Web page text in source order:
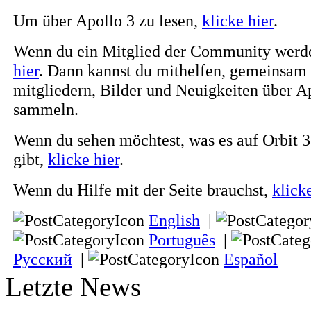
Um über Apollo 3 zu lesen, klicke hier.
Wenn du ein Mitglied der Community
hier. Dann kannst du mithelfen,
mitgliedern, Bilder und Neuigkeiten über
sammeln.
Wenn du sehen möchtest, was es auf Orbit
gibt, klicke hier.
Wenn du Hilfe mit der Seite brauchst,
English |
Português |
Русский | Español
Letzte News